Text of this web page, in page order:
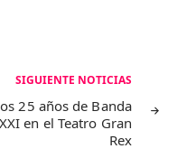
SIGUIENTE NOTICIAS
25 años de Banda
XXI en el Teatro Gran
Rex